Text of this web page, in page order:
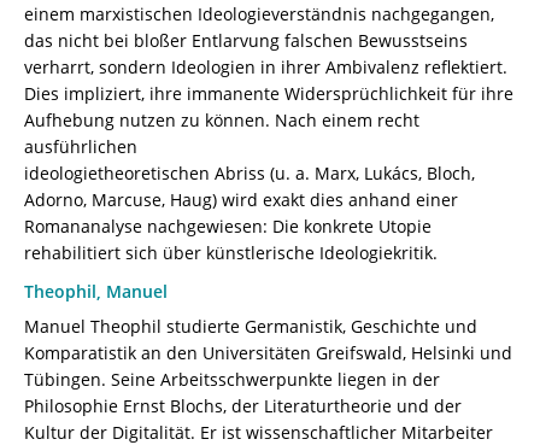
[Digital]
Menge
einem marxistischen Ideologieverständnis nachgegangen,
das nicht bei bloßer Entlarvung falschen Bewusstseins
verharrt, sondern Ideologien in ihrer Ambivalenz reflektiert.
Dies impliziert, ihre immanente Widersprüchlichkeit für ihre
Aufhebung nutzen zu können. Nach einem recht
ausführlichen
ideologietheoretischen Abriss (u. a. Marx, Lukács, Bloch,
Adorno, Marcuse, Haug) wird exakt dies anhand einer
Romananalyse nachgewiesen: Die konkrete Utopie
rehabilitiert sich über künstlerische Ideologiekritik.
Theophil, Manuel
Manuel Theophil studierte Germanistik, Geschichte und
Komparatistik an den Universitäten Greifswald, Helsinki und
Tübingen. Seine Arbeitsschwerpunkte liegen in der
Philosophie Ernst Blochs, der Literaturtheorie und der
Kultur der Digitalität. Er ist wissenschaftlicher Mitarbeiter